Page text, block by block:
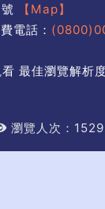
【Map】
電話：
最佳瀏覽解析
瀏覽人次：